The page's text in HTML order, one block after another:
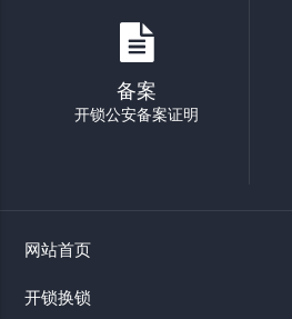
备案
开锁公安备案证明
网站首页
开锁换锁